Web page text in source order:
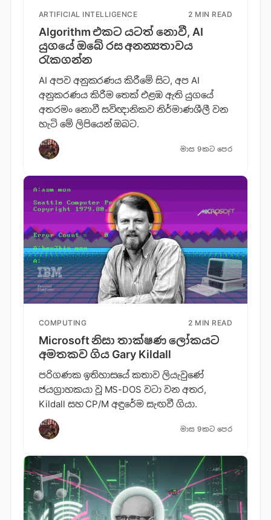
ARTIFICIAL INTELLIGENCE 2 MIN READ
Algorithm එකට යටත් නොවී, AI
යුගයේ ඔබේ රස අනන්‍යතාවය
රැකගන්න
AI අපව අනුකරණය කිරීමේ සිට, අප AI
අනුකරණය කිරීම තෙක් එළඹ ඇති යුගයේ
අතරමං නොවී සවිඥානිකව නිර්මාණශීලී වන
හැටි මේ ලිපියෙන් ඔබට.
මාස 9කට පෙර
COMPUTING 2 MIN READ
Microsoft නිසා තාක්ෂණ ලෝකයට
අමතකව ගිය Gary Kildall
පරිගණක ඉතිහාසයේ කතාව ලියැවුණේ
ජයග්‍රාහකයා වූ MS-DOS වටා වන අතර,
Kildall සහ CP/M අඳුරේම සැඟවී ගියා.
මාස 9කට පෙර